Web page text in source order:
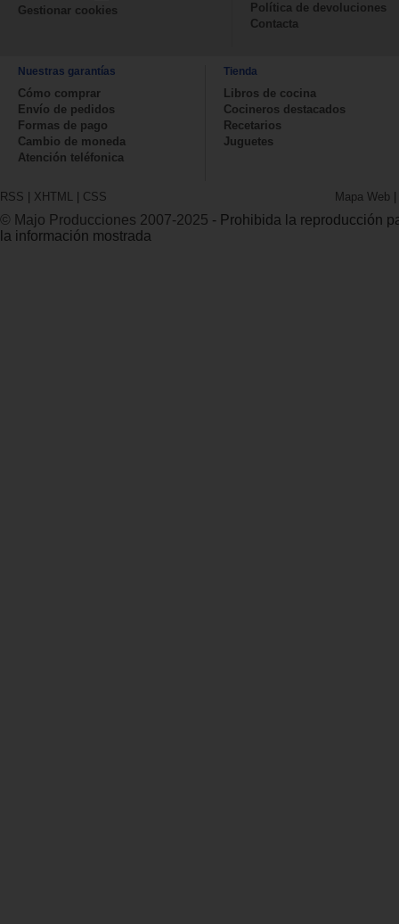
Gestionar cookies
Política de devoluciones
Contacta
Nuestras garantías
Cómo comprar
Envío de pedidos
Formas de pago
Cambio de moneda
Atención teléfonica
Tienda
Libros de cocina
Cocineros destacados
Recetarios
Juguetes
RSS XHTML CSS Mapa Web
© Majo Producciones 2007-2025 - Prohibida la reproducción
la información mostrada